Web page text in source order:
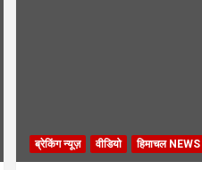
ब्रेकिंग न्यूज़ वीडियो हिमाचल NEWS